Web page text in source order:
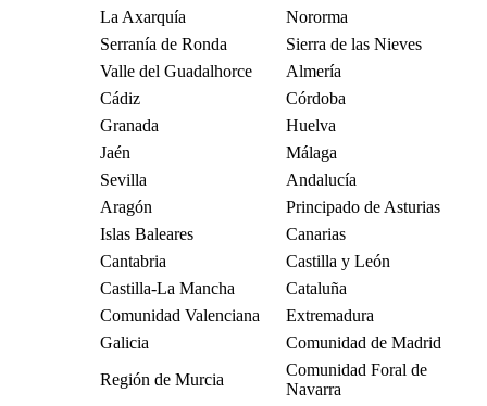
La Axarquía
Nororma
Serranía de Ronda
Sierra de las Nieves
Valle del Guadalhorce
Almería
Cádiz
Córdoba
Granada
Huelva
Jaén
Málaga
Sevilla
Andalucía
Aragón
Principado de Asturias
Islas Baleares
Canarias
Cantabria
Castilla y León
Castilla-La Mancha
Cataluña
Comunidad Valenciana
Extremadura
Galicia
Comunidad de Madrid
Región de Murcia
Comunidad Foral de
Navarra